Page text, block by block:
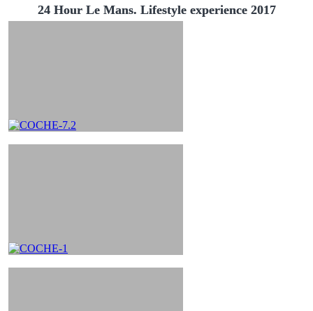
24 Hour Le Mans. Lifestyle experience 2017